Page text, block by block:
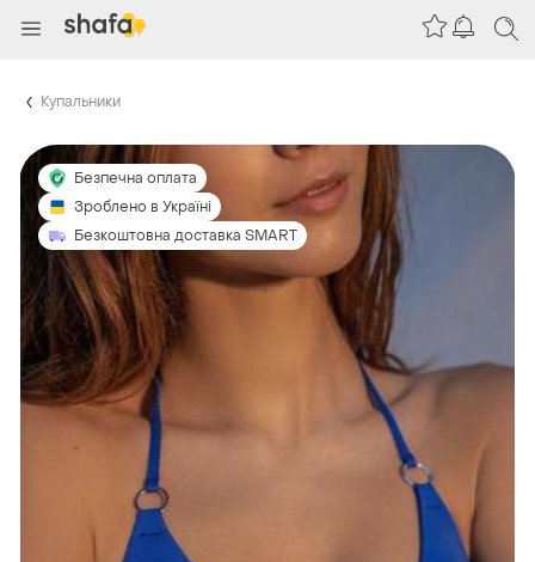
Купальники
Безпечна оплата
Зроблено в Україні
Безкоштовна доставка SMART